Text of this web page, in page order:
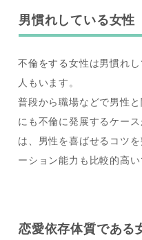
男慣れしている女性
不倫をする女性は男慣れ
人もいます。
普段から職場などで男性
にも不倫に発展するケー
は、男性を喜ばせるコツ
ーション能力も比較的高い
恋愛依存体質である